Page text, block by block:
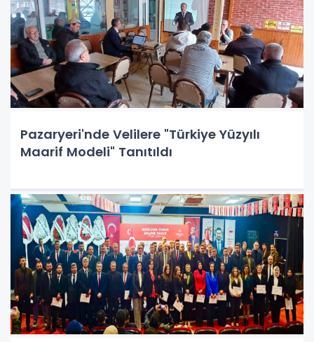
Pazaryeri'nde Velilere "Türkiye Yüzyılı
Maarif Modeli" Tanıtıldı